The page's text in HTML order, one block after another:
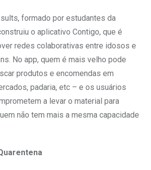
formado por estudantes da
o aplicativo Contigo, que é
redes colaborativas entre idosos e
No app, quem é mais velho pode
produtos e encomendas em
padaria, etc – e os usuários
a levar o material para
não tem mais a mesma capacidade